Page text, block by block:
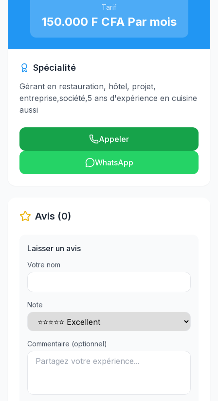
Tarif
150.000 F CFA Par mois
Spécialité
Gérant en restauration, hôtel, projet,
entreprise,société,5 ans d'expérience en cuisine
aussi
Appeler
WhatsApp
Avis (0)
Laisser un avis
Votre nom
Note
Commentaire (optionnel)